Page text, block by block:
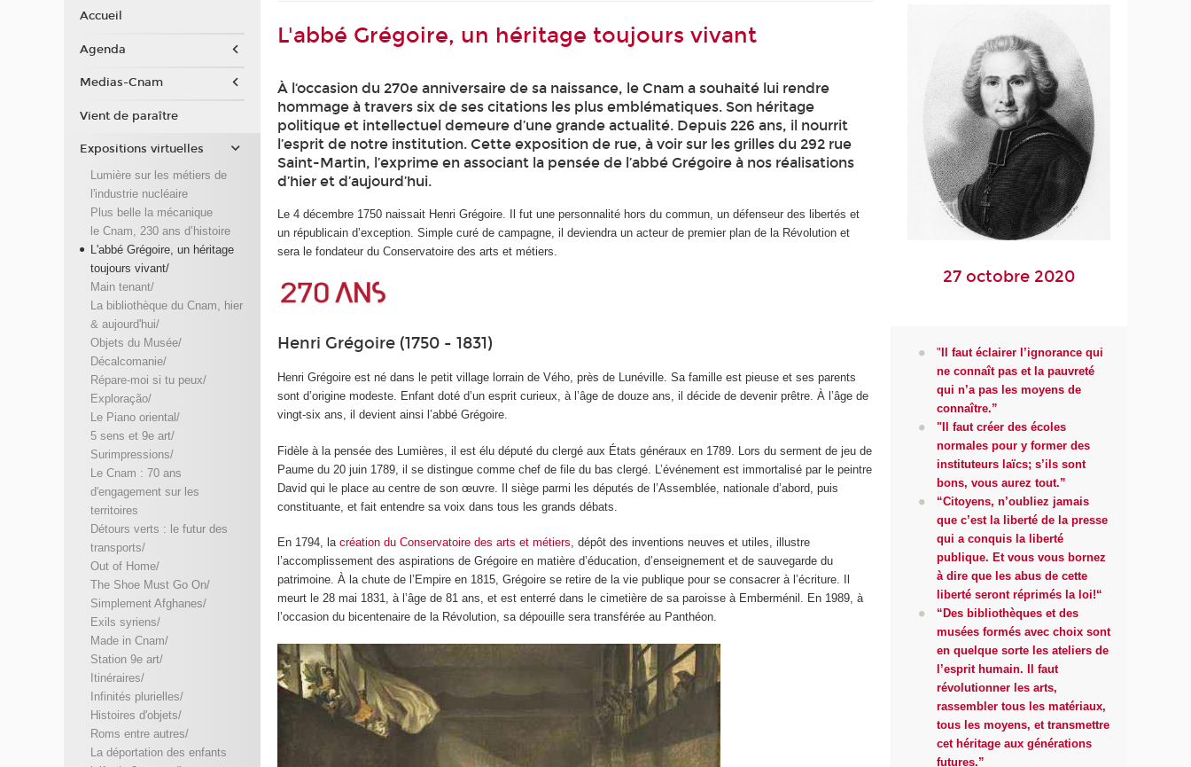
L'abbé Grégoire, un héritage toujours vivant
À l‘occasion du 270e anniversaire de sa naissance, le Cnam a souhaité lui rendre
hommage à travers six de ses citations les plus emblématiques. Son héritage
politique et intellectuel demeure d’une grande actualité. Depuis 226 ans, il nourrit
l’esprit de notre institution. Cette exposition de rue, à voir sur les grilles du 292 rue
Saint-Martin, l’exprime en associant la pensée de l’abbé Grégoire à nos réalisations
d’hier et d’aujourd’hui.
Le 4 décembre 1750 naissait Henri Grégoire. Il fut une personnalité hors du commun, un défenseur des libertés et
un républicain d’exception. Simple curé de campagne, il deviendra un acteur de premier plan de la Révolution et
sera le fondateur du Conservatoire des arts et métiers.
Henri Grégoire (1750 - 1831)
Henri Grégoire est né dans le petit village lorrain de Vého, près de Lunéville. Sa famille est pieuse et ses parents
sont d’origine modeste. Enfant doté d’un esprit curieux, à l’âge de douze ans, il décide de devenir prêtre. À l’âge de
vingt-six ans, il devient ainsi l’abbé Grégoire.
Fidèle à la pensée des Lumières, il est élu député du clergé aux États généraux en 1789. Lors du serment de jeu de
Paume du 20 juin 1789, il se distingue comme chef de file du bas clergé. L’événement est immortalisé par le peintre
David qui le place au centre de son œuvre. Il siège parmi les députés de l’Assemblée, nationale d’abord, puis
constituante, et fait entendre sa voix dans tous les grands débats.
En 1794, lacréation du Conservatoire des arts et métiers, dépôt des inventions neuves et utiles, illustre
l’accomplissement des aspirations de Grégoire en matière d’éducation, d’enseignement et de sauvegarde du
patrimoine. À la chute de l’Empire en 1815, Grégoire se retire de la vie publique pour se consacrer à l’écriture. Il
meurt le 28 mai 1831, à l’âge de 81 ans, et est enterré dans le cimetière de sa paroisse à Emberménil. En 1989, à
l’occasion du bicentenaire de la Révolution, sa dépouille sera transférée au Panthéon.
27 octobre 2020
" Il faut éclairer l’ignorance qui
ne connaît pas et la pauvreté
qui n’a pas les moyens de
connaître.”
"Il faut créer des écoles
normales pour y former des
instituteurs laïcs; s’ils sont
bons, vous aurez tout.”
“Citoyens, n’oubliez jamais
que c’est la liberté de la presse
qui a conquis la liberté
publique. Et vous vous bornez
à dire que les abus de cette
liberté seront réprimés la loi!“
“Des bibliothèques et des
musées formés avec choix sont
en quelque sorte les ateliers de
l’esprit humain. Il faut
révolutionner les arts,
rassembler tous les matériaux,
tous les moyens, et transmettre
cet héritage aux générations
futures.”
Accueil
Agenda
Medias-Cnam
Vient de paraître
Expositions virtuelles
Lumière sur les métiers de
l'industrie nucléaire
Plus belle la mécanique
le Cnam, 230 ans d’histoire
L'abbé Grégoire, un héritage
toujours vivant/
Main tenant/
La bibliothèque du Cnam, hier
& aujourd'hui/
Objets du Musée/
Décalcomanie/
Répare-moi si tu peux/
Exploração/
Le Piano oriental/
5 sens et 9e art/
Surimpressions/
Le Cnam : 70 ans
d'engagement sur les
territoires
Détours verts : le futur des
transports/
Out of Home/
The Shoe Must Go On/
Simplement Afghanes/
Exils syriens/
Made in Cnam/
Station 9e art/
Itinéraires/
Infinités plurielles/
Histoires d'objets/
Roms entre autres/
La déportation des enfants